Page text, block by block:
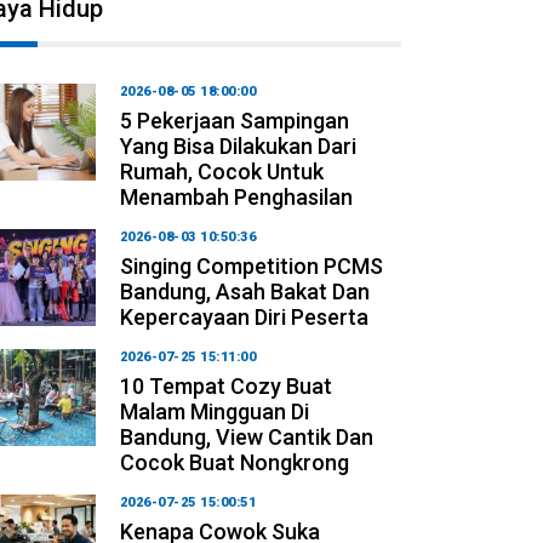
Hidup
2026-08-05 18:00:00
5 Pekerjaan Sampingan
Yang Bisa Dilakukan Dari
Rumah, Cocok Untuk
Menambah Penghasilan
2026-08-03 10:50:36
Singing Competition PCMS
Bandung, Asah Bakat Dan
Kepercayaan Diri Peserta
2026-07-25 15:11:00
10 Tempat Cozy Buat
Malam Mingguan Di
Bandung, View Cantik Dan
Cocok Buat Nongkrong
2026-07-25 15:00:51
Kenapa Cowok Suka